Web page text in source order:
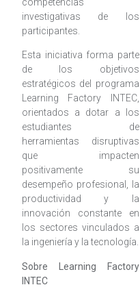
investigativas de los
participantes.
Esta iniciativa forma parte
de los objetivos
estratégicos del programa
Learning Factory INTEC,
orientados a dotar a los
estudiantes de
herramientas disruptivas
que impacten
positivamente su
desempeño profesional, la
productividad y la
innovación constante en
los sectores vinculados a
la ingeniería y la tecnología.
Sobre Learning Factory
INTEC